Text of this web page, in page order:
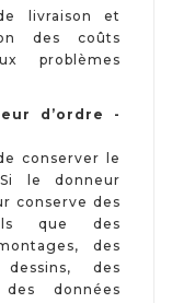
livraison et
des coûts
problèmes
d’ordre -
conserver le
le donneur
conserve des
que des
des
des
données